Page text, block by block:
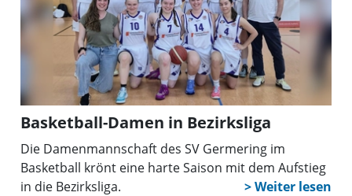
Basketball-Damen in Bezirksliga
Die Damenmannschaft des SV Germering im
Basketball krönt eine harte Saison mit dem Aufstieg
in die Bezirksliga.